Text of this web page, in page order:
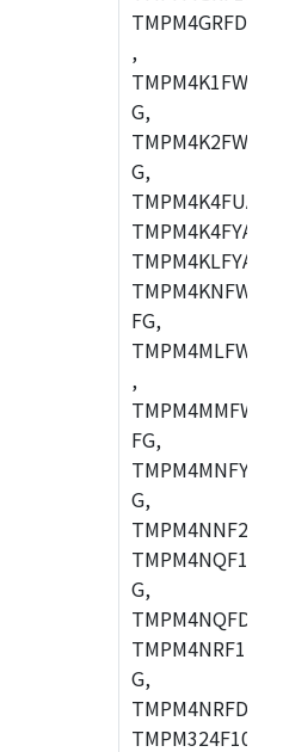
,
G,
G,
FG,
,
FG,
G,
G,
G,